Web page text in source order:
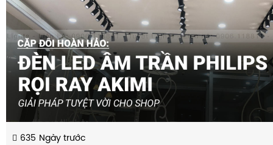
635 Ngày trước